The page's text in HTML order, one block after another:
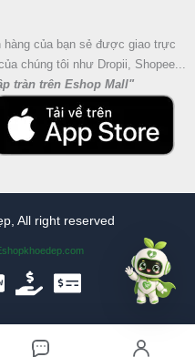
của bạn sẻ được giao trực
chúng tôi như Dropii, Shopee...
tràn trên Eshop Mall"
All right reserved